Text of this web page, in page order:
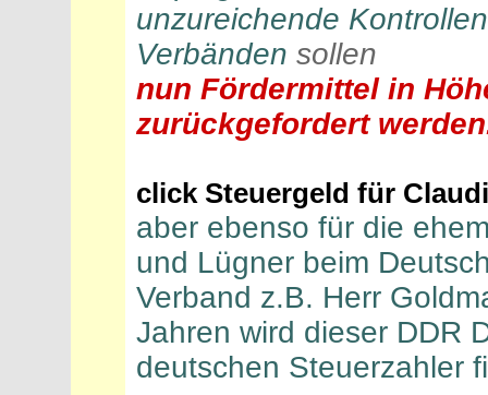
unzureichende
Verbänden sollen
nun Fördermittel in
zurückgefordert
click Steuergeld für
aber ebenso für die
und Lügner beim
Verband z.B. Herr
Jahren wird dieser DDR
deutschen Steuerzahler